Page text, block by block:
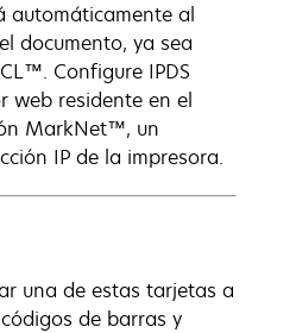
automáticamente al
documento, ya sea
Configure IPDS
web residente en el
MarkNet™, un
IP de la impresora.
una de estas tarjetas a
de barras y